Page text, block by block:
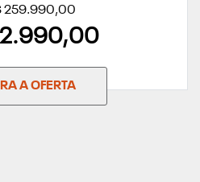
259.990,00
A OFERTA